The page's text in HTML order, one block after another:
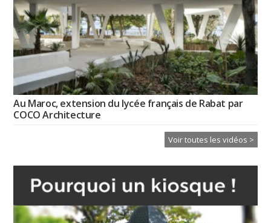
Au Maroc, extension du lycée français de Rabat par
COCO Architecture
Voir toutes les vidéos >